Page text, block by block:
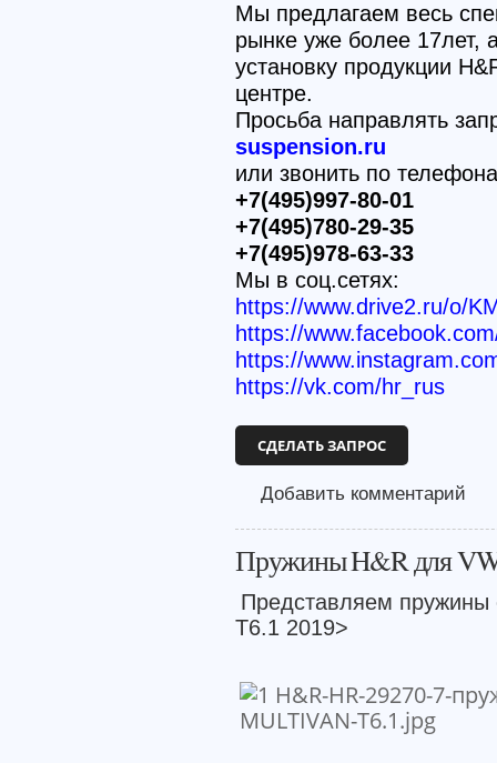
Мы предлагаем весь
рынке уже более 17лет,
установку продукции
центре.
Просьба направлять
suspension.ru
или звонить по
+7(495)997-80-01
+7(495)780-29-35
+7(495)978-63-33
Мы в соц.сетях:
https://www.drive2.ru/o/
https://
https://
https://vk.com/hr_rus
СДЕЛАТЬ ЗАПРОС
Добавить комментарий
Пружины H&R для
Представляем пружины
T6.1 2019>